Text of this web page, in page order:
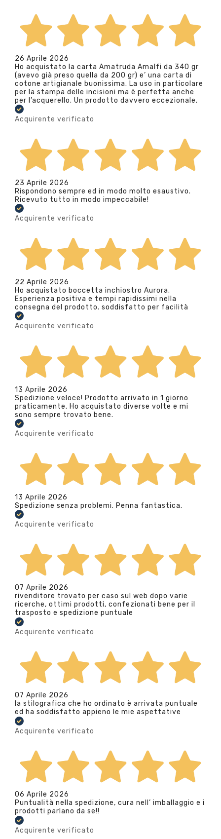
26 Aprile 2026
Ho acquistato la carta Amatruda Amalfi da 340 gr
(avevo già preso quella da 200 gr) e’ una carta di
cotone artigianale buonissima. La uso in particolare
per la stampa delle incisioni ma è perfetta anche
per l’acquerello. Un prodotto davvero eccezionale.
Acquirente verificato
23 Aprile 2026
Rispondono sempre ed in modo molto esaustivo.
Ricevuto tutto in modo impeccabile!
Acquirente verificato
22 Aprile 2026
Ho acquistato boccetta inchiostro Aurora.
Esperienza positiva e tempi rapidissimi nella
consegna del prodotto. soddisfatto per facilità
Acquirente verificato
13 Aprile 2026
Spedizione veloce! Prodotto arrivato in 1 giorno
praticamente. Ho acquistato diverse volte e mi
sono sempre trovato bene.
Acquirente verificato
13 Aprile 2026
Spedizione senza problemi. Penna fantastica.
Acquirente verificato
07 Aprile 2026
rivenditore trovato per caso sul web dopo varie
ricerche, ottimi prodotti, confezionati bene per il
trasposto e spedizione puntuale
Acquirente verificato
07 Aprile 2026
la stilografica che ho ordinato è arrivata puntuale
ed ha soddisfatto appieno le mie aspettative
Acquirente verificato
06 Aprile 2026
Puntualità nella spedizione, cura nell’ imballaggio e i
prodotti parlano da se!!
Acquirente verificato